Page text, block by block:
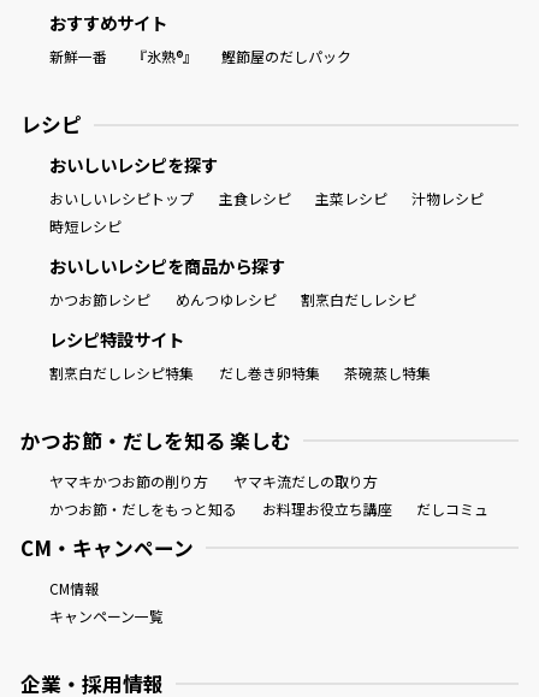
おすすめサイト
新鮮一番 『氷熟®』 鰹節屋のだしパック
レシピ
おいしいレシピを探す
おいしいレシピトップ 主食レシピ 主菜レシピ
汁物レシピ
時短レシピ
おいしいレシピを商品から探す
かつお節レシピ めんつゆレシピ 割烹白だしレシピ
レシピ特設サイト
割烹白だしレシピ特集 だし巻き卵特集 茶碗蒸し特集
かつお節・だしを知る 楽しむ
ヤマキかつお節の削り方
ヤマキ流だしの取り方
かつお節・だしをもっと知る
お料理お役立ち講座 だしコミュ
CM・キャンペーン
CM情報
キャンペーン一覧
企業・採用情報